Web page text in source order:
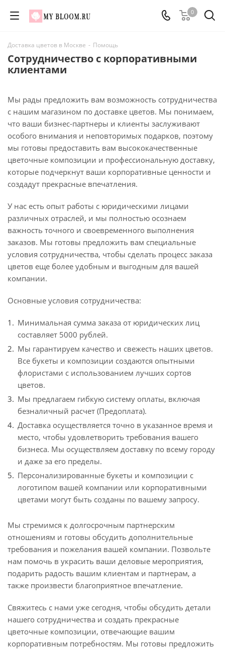
0
Доставка цветов в Москве - Помощь
Сотрудничество с корпоративными
клиентами
Мы рады предложить вам возможность сотрудничества
с нашим магазином по доставке цветов. Мы понимаем,
что ваши бизнес-партнеры и клиенты заслуживают
особого внимания и неповторимых подарков, поэтому
мы готовы предоставить вам высококачественные
цветочные композиции и профессиональную доставку,
которые подчеркнут ваши корпоративные ценности и
создадут прекрасные впечатления.
У нас есть опыт работы с юридическими лицами
различных отраслей, и мы полностью осознаем
важность точного и своевременного выполнения
заказов. Мы готовы предложить вам специальные
условия сотрудничества, чтобы сделать процесс заказа
цветов еще более удобным и выгодным для вашей
компании.
Основные условия сотрудничества:
Минимальная сумма заказа от юридических лиц
составляет 5000 рублей.
Мы гарантируем качество и свежесть наших цветов.
Все букеты и композиции создаются опытными
флористами с использованием лучших сортов
цветов.
Мы предлагаем гибкую систему оплаты, включая
безналичный расчет (Предоплата).
Доставка осуществляется точно в указанное время и
место, чтобы удовлетворить требования вашего
бизнеса. Мы осуществляем доставку по всему городу
и даже за его пределы.
Персонализированные букеты и композиции с
логотипом вашей компании или корпоративными
цветами могут быть созданы по вашему запросу.
Мы стремимся к долгосрочным партнерским
отношениям и готовы обсудить дополнительные
требования и пожелания вашей компании. Позвольте
нам помочь в украсить ваши деловые мероприятия,
подарить радость вашим клиентам и партнерам, а
также произвести благоприятное впечатление.
Свяжитесь с нами уже сегодня, чтобы обсудить детали
нашего сотрудничества и создать прекрасные
цветочные композиции, отвечающие вашим
корпоративным потребностям. Мы готовы предложить